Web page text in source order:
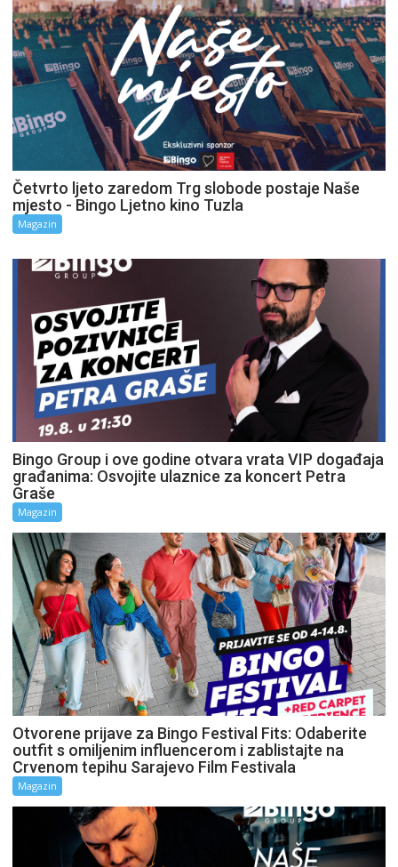
Četvrto ljeto zaredom Trg slobode postaje Naše
mjesto - Bingo Ljetno kino Tuzla
Magazin
Bingo Group i ove godine otvara vrata VIP događaja
građanima: Osvojite ulaznice za koncert Petra
Graše
Magazin
Otvorene prijave za Bingo Festival Fits: Odaberite
outfit s omiljenim influencerom i zablistajte na
Crvenom tepihu Sarajevo Film Festivala
Magazin